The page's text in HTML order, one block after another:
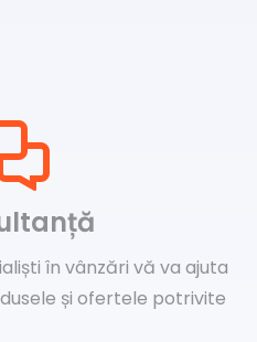
în vânzări vă va ajuta
și ofertele potrivite